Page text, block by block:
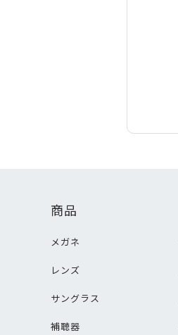
商品
メガネ
レンズ
サングラス
補聴器